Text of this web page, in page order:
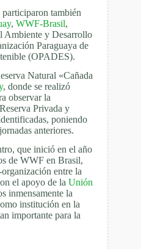
también
, WWF-Brasil,
Ambiente y Desarrollo
Paraguaya de
(OPADES).
Natural «Cañada
, donde se realizó
observar la
Privada y
poniendo
anteriores.
que inició en el año
de WWF en Brasil,
entre la
el apoyo de la Unión
inmensamente la
institución en la
importante para la